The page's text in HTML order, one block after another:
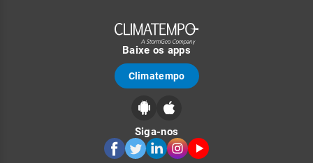
Baixe os apps
Climatempo
Siga-nos